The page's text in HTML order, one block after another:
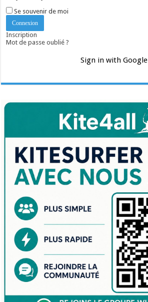
Se souvenir de moi
Inscription
Mot de passe oublié ?
Sign in with Google